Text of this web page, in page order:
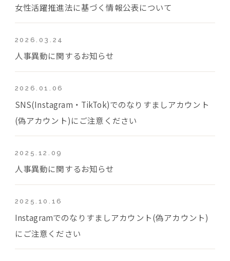
女性活躍推進法に基づく情報公表について
2026.03.24
人事異動に関するお知らせ
2026.01.06
SNS(Instagram・TikTok)でのなりすましアカウント
(偽アカウント)にご注意ください
2025.12.09
人事異動に関するお知らせ
2025.10.16
Instagramでのなりすましアカウント(偽アカウント)
にご注意ください